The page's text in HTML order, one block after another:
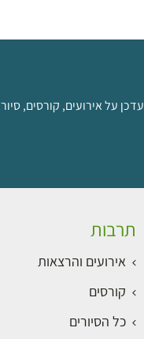
על אירועים, קורסים,
תרבות
אירועים והרצאות
קורסים
כל הסיורים